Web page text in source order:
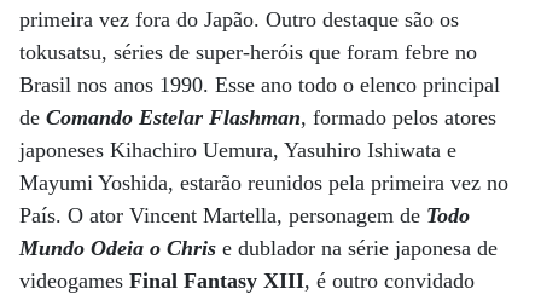
primeira vez fora do Japão. Outro destaque são os
tokusatsu, séries de super-heróis que foram febre no
Brasil nos anos 1990. Esse ano todo o elenco principal
de Comando Estelar Flashman, formado pelos atores
japoneses Kihachiro Uemura, Yasuhiro Ishiwata e
Mayumi Yoshida, estarão reunidos pela primeira vez no
País. O ator Vincent Martella, personagem de Todo
Mundo Odeia o Chris e dublador na série japonesa de
videogames Final Fantasy XIII, é outro convidado